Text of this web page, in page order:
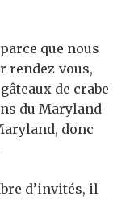
que nous
rendez-vous,
de crabe
du Maryland
donc
d’invités, il